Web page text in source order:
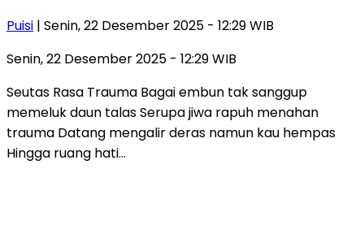
Puisi | Senin, 22 Desember 2025 - 12:29 WIB
Senin, 22 Desember 2025 - 12:29 WIB
Seutas Rasa Trauma Bagai embun tak sanggup
memeluk daun talas Serupa jiwa rapuh menahan
trauma Datang mengalir deras namun kau hempas
Hingga ruang hati…